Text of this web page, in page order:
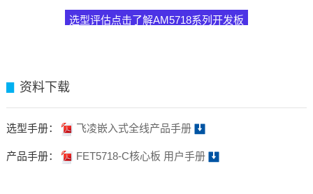
选型评估点击了解AM5718系列开发板
资料下载
选型手册： 飞凌嵌入式全线产品手册
产品手册： FET5718-C核心板 用户手册